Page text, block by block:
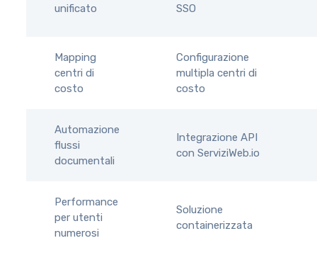
unificato
SSO
Mapping
centri di
costo
Configurazione
multipla centri di
costo
Automazione
flussi
documentali
Integrazione API
con ServiziWeb.io
Performance
per utenti
numerosi
Soluzione
containerizzata